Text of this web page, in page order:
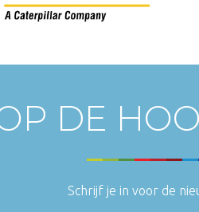
DE
Schrijf je in voor de